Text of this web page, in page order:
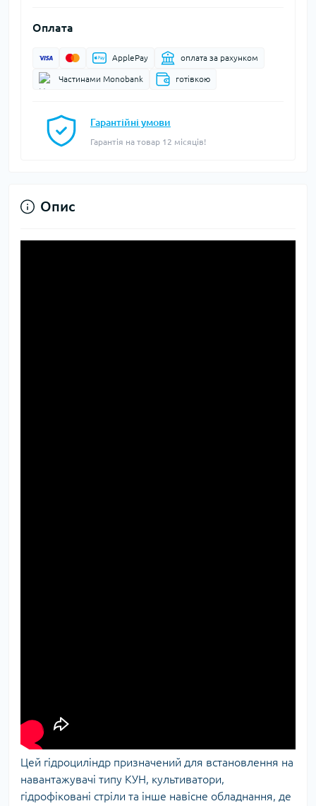
Оплата
ApplePay оплата за рахунком
Частинами Monobank готівкою
Гарантійні умови
Гарантія на товар 12 місяців!
Опис
Цей гідроциліндр призначений для встановлення на
навантажувачі типу КУН, культиватори,
гідрофіковані стріли та інше навісне обладнання, де